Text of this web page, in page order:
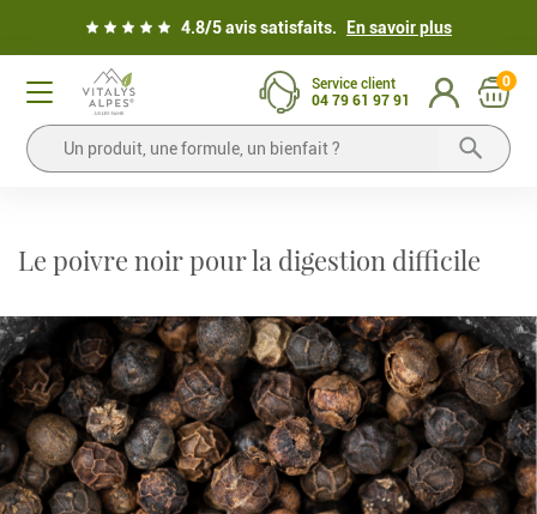
4.8/5 avis satisfaits. En savoir plus
Service client
04 79 61 97 91
0
Le poivre noir pour la digestion difficile